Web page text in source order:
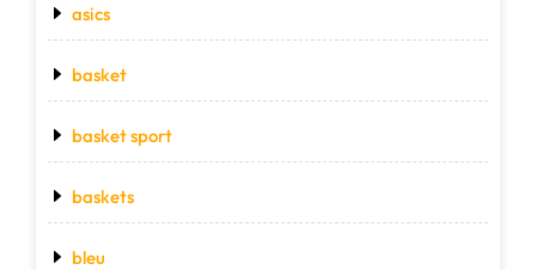
asics
basket
basket sport
baskets
bleu